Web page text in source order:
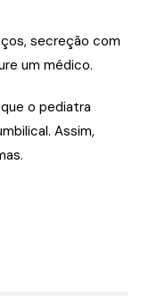
secreção com
um médico.
o pediatra
Assim,